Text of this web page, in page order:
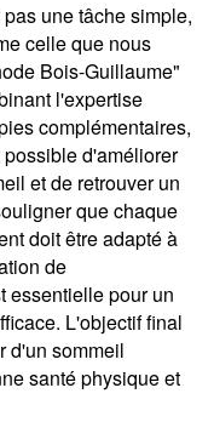
une tâche simple,
celle que nous
Bois-Guillaume"
l'expertise
complémentaires,
d'améliorer
et de retrouver un
que chaque
doit être adapté à
de
essentielle pour un
L'objectif final
d'un sommeil
santé physique et